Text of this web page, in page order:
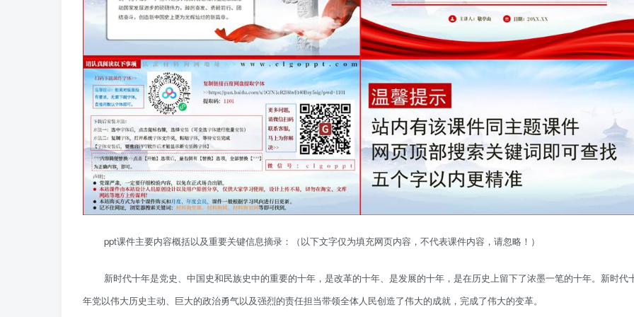
ppt课件主要内容概括以及重要关键信息摘录：（以下文字仅为填充网页内容，不代表课件内容，请忽略！）
新时代十年是党史、中国史和民族史中的重要的十年，是改革的十年、是发展的十年，是在历史上留下了浓墨一笔的十年。新时代
年党以伟大历史主动、巨大的政治勇气以及强烈的责任担当带领全体人民创造了伟大的成就，完成了伟大的变革。